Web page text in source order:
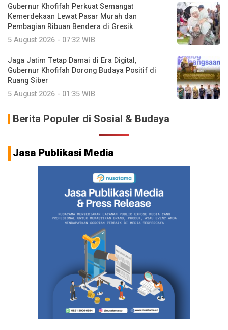
Gubernur Khofifah Perkuat Semangat
Kemerdekaan Lewat Pasar Murah dan
Pembagian Ribuan Bendera di Gresik
5 August 2026 - 07:32 WIB
Jaga Jatim Tetap Damai di Era Digital,
Gubernur Khofifah Dorong Budaya Positif di
Ruang Siber
5 August 2026 - 01:35 WIB
Berita Populer di Sosial & Budaya
Jasa Publikasi Media